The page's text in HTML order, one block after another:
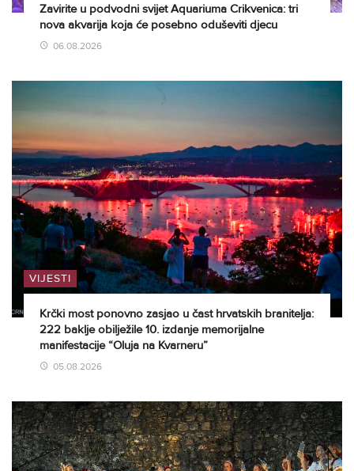
Zavirite u podvodni svijet Aquariuma Crikvenica: tri
nova akvarija koja će posebno oduševiti djecu
06.08.2026
VIJESTI
Krčki most ponovno zasjao u čast hrvatskih branitelja:
222 baklje obilježile 10. izdanje memorijalne
manifestacije “Oluja na Kvarneru”
05.08.2026